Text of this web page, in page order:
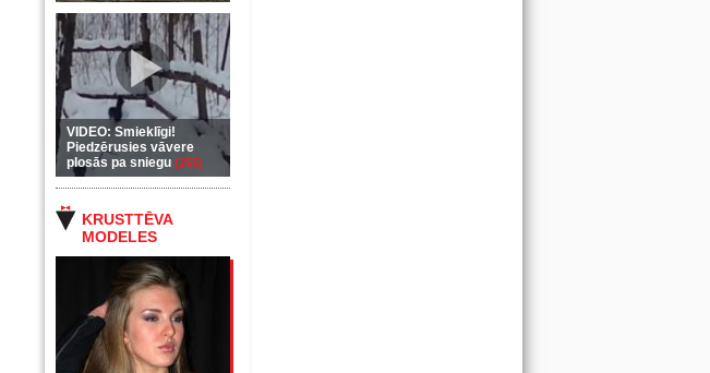
VIDEO: Smieklīgi!
Piedzērusies vāvere
plosās pa sniegu (255)
KRUSTTĒVA
MODELES